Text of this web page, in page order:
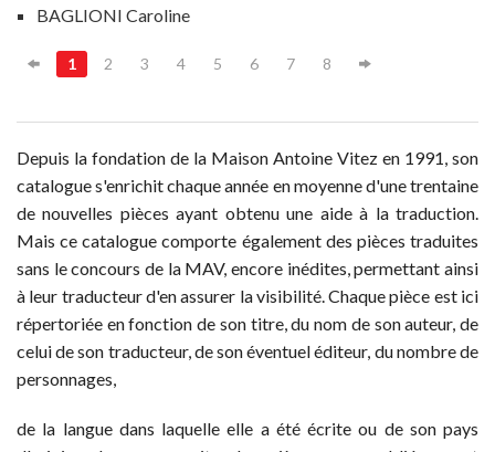
BAGLIONI Caroline
1 2 3 4 5 6 7 8
Depuis la fondation de la Maison Antoine Vitez en 1991, son
catalogue s'enrichit chaque année en moyenne d'une trentaine
de nouvelles pièces ayant obtenu une aide à la traduction.
Mais ce catalogue comporte également des pièces traduites
sans le concours de la MAV, encore inédites, permettant ainsi
à leur traducteur d'en assurer la visibilité. Chaque pièce est ici
répertoriée en fonction de son titre, du nom de son auteur, de
celui de son traducteur, de son éventuel éditeur, du nombre de
personnages,
de la langue dans laquelle elle a été écrite ou de son pays